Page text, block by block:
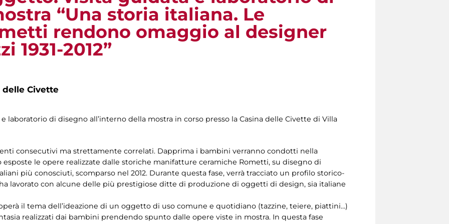
“Una storia italiana. Le
rendono omaggio al designer
1931-2012”
delle Civette
laboratorio di disegno all’interno della mostra in corso presso la Casina delle Civette di Villa
consecutivi ma strettamente correlati. Dapprima i bambini verranno condotti nella
esposte le opere realizzate dalle storiche manifatture ceramiche Rometti, su disegno di
più conosciuti, scomparso nel 2012. Durante questa fase, verrà tracciato un profilo storico-
lavorato con alcune delle più prestigiose ditte di produzione di oggetti di design, sia italiane
il tema dell’ideazione di un oggetto di uso comune e quotidiano (tazzine, teiere, piattini…)
realizzati dai bambini prendendo spunto dalle opere viste in mostra. In questa fase